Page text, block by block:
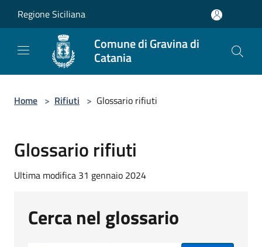
Regione Siciliana
Comune di Gravina di
Catania
Home > Rifiuti > Glossario rifiuti
Glossario rifiuti
Ultima modifica 31 gennaio 2024
Cerca nel glossario